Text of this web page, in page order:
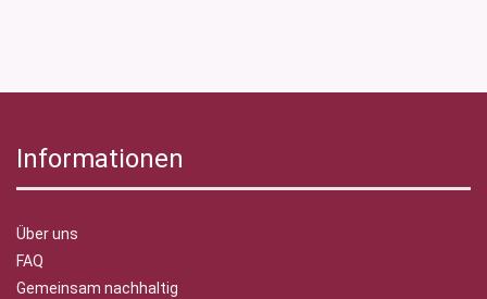
Informationen
Über uns
FAQ
Gemeinsam nachhaltig